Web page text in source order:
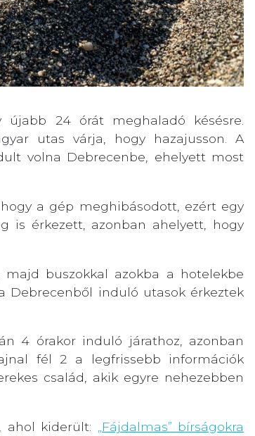
24 órát meghaladó késésre.
utas várja, hogy hazajusson. A
volna Debrecenbe, ehelyett most
a gép meghibásodott, ezért egy
is érkezett, azonban ahelyett, hogy
buszokkal azokba a hotelekbe
Debrecenből induló utasok érkeztek
4 órakor induló járathoz, azonban
fél 2 a legfrissebb információk
család, akik egyre nehezebben
ahol kiderült:
„Fájdalmas” bírságokra